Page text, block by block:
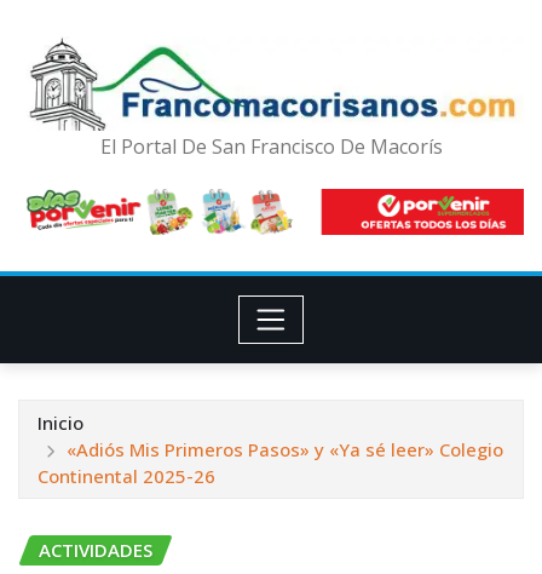
El Portal De San Francisco De Macorís
Inicio
«Adiós Mis Primeros Pasos» y «Ya sé leer» Colegio
Continental 2025-26
ACTIVIDADES